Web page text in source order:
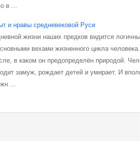
в ...
и нравы средневековой Руси
жизни наших предков видится
вехами жизненного цикла
в каком он предопределён природой.
замуж, рождает детей и умирает. И
...